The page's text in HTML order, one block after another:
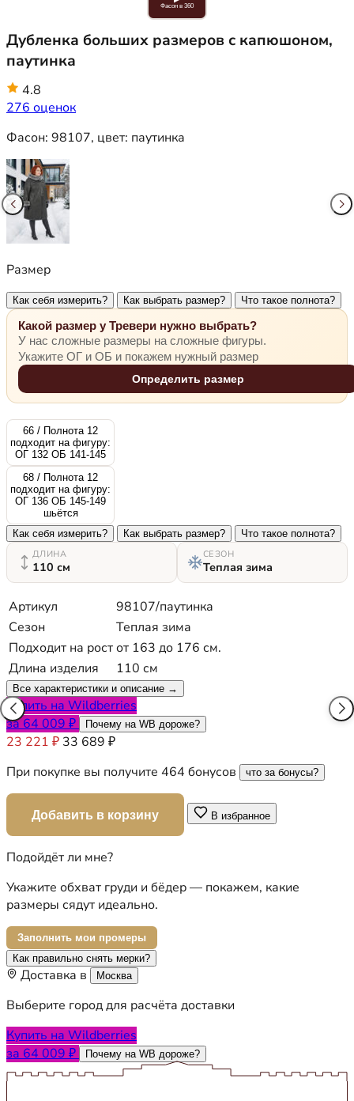
Фасон в 360
Дубленка больших размеров с капюшоном,
паутинка
4.8
276 оценок
Фасон: 98107, цвет: паутинка
Размер
Как себя измерить? Как выбрать размер? Что такое полнота?
Какой размер у Тревери нужно выбрать?
У нас сложные размеры на сложные фигуры.
Укажите ОГ и ОБ и покажем нужный размер
Определить размер
66 / Полнота 12
подходит на фигуру:
ОГ 132 ОБ 141-145
68 / Полнота 12
подходит на фигуру:
ОГ 136 ОБ 145-149
шьётся
Как себя измерить?
Как выбрать размер?
Что такое полнота?
ДЛИНА
110 см
СЕЗОН
Теплая зима
Артикул
98107/паутинка
Сезон
Теплая зима
Подходит на ростот 163 до 176 см.
Длина изделия
110 см
Все характеристики и описание →
Купить на Wildberries
за 64 009 ₽
Почему на WB дороже?
23 221 ₽ 33 689 ₽
При покупке вы получите 464 бонусов
что за бонусы?
Добавить в корзину В избранное
Подойдёт ли мне?
Укажите обхват груди и бёдер — покажем, какие
размеры сядут идеально.
Заполнить мои промеры
Как правильно снять мерки?
Доставка в Москва
Выберите город для расчёта доставки
Купить на Wildberries
за 64 009 ₽
Почему на WB дороже?